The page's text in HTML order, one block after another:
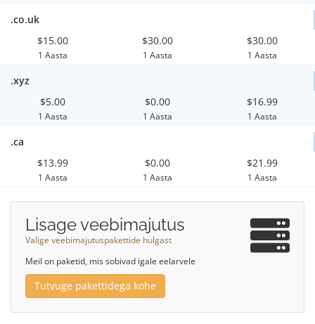
.co.uk
$15.00
1 Aasta
$30.00
1 Aasta
$30.00
1 Aasta
.xyz
$5.00
1 Aasta
$0.00
1 Aasta
$16.99
1 Aasta
.ca
$13.99
1 Aasta
$0.00
1 Aasta
$21.99
1 Aasta
Lisage veebimajutus
Valige veebimajutuspakettide hulgast
Meil on paketid, mis sobivad igale eelarvele
Tutvuge pakettidega kohe